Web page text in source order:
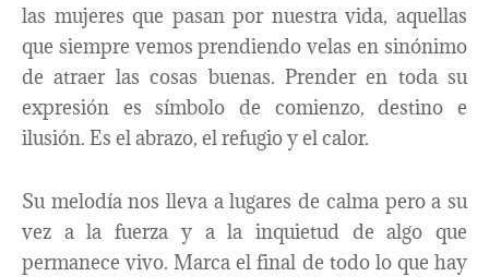
las mujeres que pasan por nuestra vida, aquellas
que siempre vemos prendiendo velas en sinónimo
de atraer las cosas buenas. Prender en toda su
expresión es símbolo de comienzo, destino e
ilusión. Es el abrazo, el refugio y el calor.
Su melodía nos lleva a lugares de calma pero a su
vez a la fuerza y a la inquietud de algo que
permanece vivo. Marca el final de todo lo que hay